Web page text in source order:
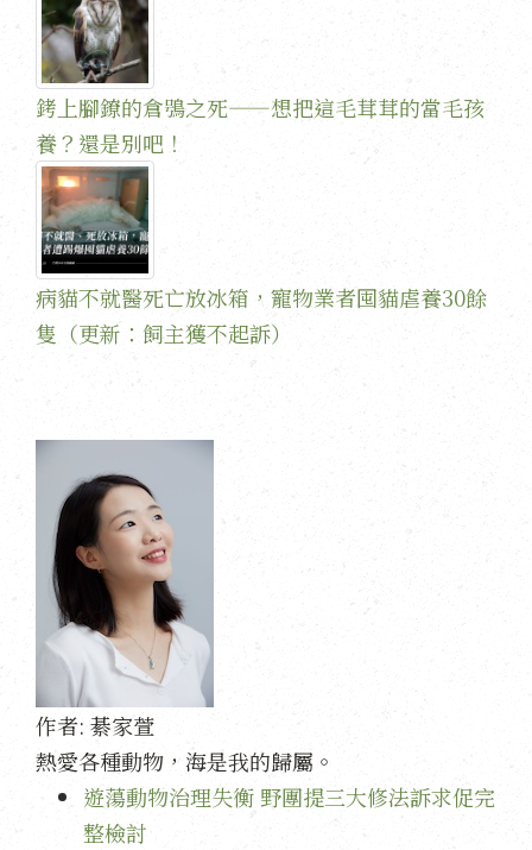
銬上腳鐐的倉鴞之死——想把這毛茸茸的當毛孩
養？還是別吧！
病貓不就醫死亡放冰箱，寵物業者囤貓虐養30餘
隻（更新：飼主獲不起訴）
作者: 綦家萱
熱愛各種動物，海是我的歸屬。
遊蕩動物治理失衡 野團提三大修法訴求促完
整檢討